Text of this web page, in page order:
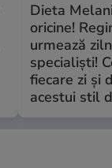
Dieta
oricine!
urmează
specialiști!
fiecare zi și
acestui stil